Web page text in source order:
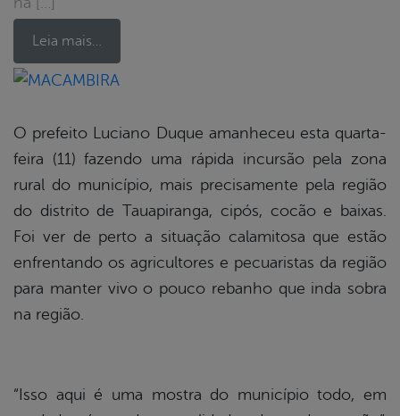
Leia mais…
O prefeito Luciano Duque amanheceu esta quarta-
feira (11) fazendo uma rápida incursão pela zona
rural do município, mais precisamente pela região
do distrito de Tauapiranga, cipós, cocão e baixas.
Foi ver de perto a situação calamitosa que estão
enfrentando os agricultores e pecuaristas da região
para manter vivo o pouco rebanho que inda sobra
na região.
“Isso aqui é uma mostra do município todo, em